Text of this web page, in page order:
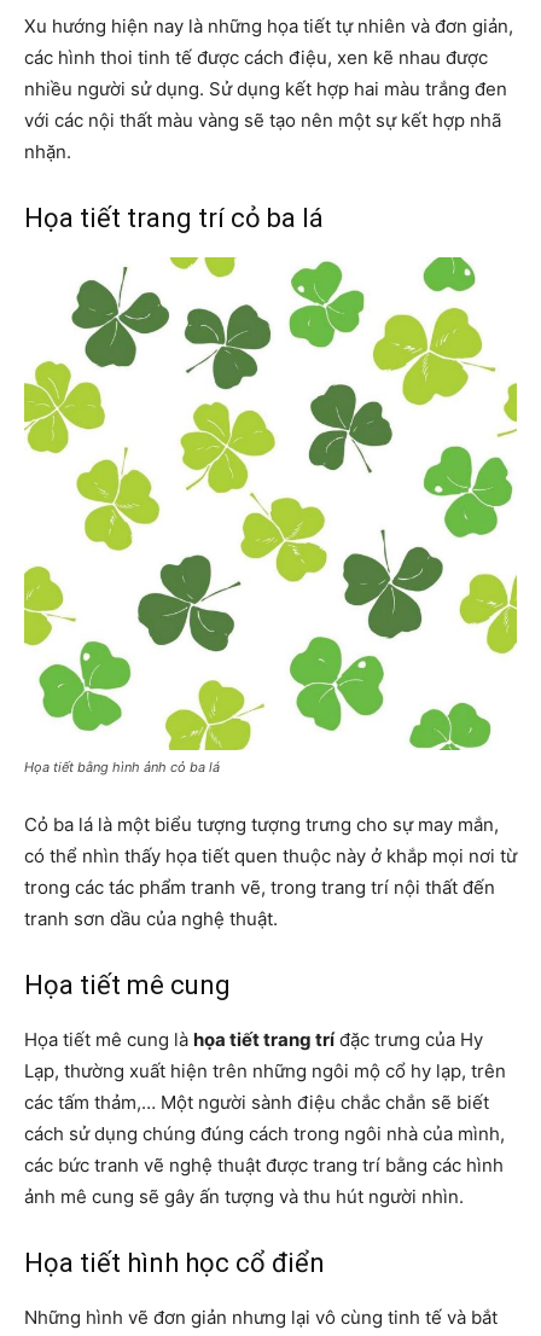
Xu hướng hiện nay là những họa tiết tự nhiên và đơn giản,
các hình thoi tinh tế được cách điệu, xen kẽ nhau được
nhiều người sử dụng. Sử dụng kết hợp hai màu trắng đen
với các nội thất màu vàng sẽ tạo nên một sự kết hợp nhã
nhặn.
Họa tiết trang trí cỏ ba lá
Họa tiết bằng hình ảnh cỏ ba lá
Cỏ ba lá là một biểu tượng tượng trưng cho sự may mắn,
có thể nhìn thấy họa tiết quen thuộc này ở khắp mọi nơi từ
trong các tác phẩm tranh vẽ, trong trang trí nội thất đến
tranh sơn dầu của nghệ thuật.
Họa tiết mê cung
Họa tiết mê cung là họa tiết trang tríđặc trưng của Hy
Lạp, thường xuất hiện trên những ngôi mộ cổ hy lạp, trên
các tấm thảm,… Một người sành điệu chắc chắn sẽ biết
cách sử dụng chúng đúng cách trong ngôi nhà của mình,
các bức tranh vẽ nghệ thuật được trang trí bằng các hình
ảnh mê cung sẽ gây ấn tượng và thu hút người nhìn.
Họa tiết hình học cổ điển
Những hình vẽ đơn giản nhưng lại vô cùng tinh tế và bắt